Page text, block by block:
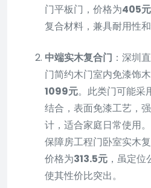
门平板门，价格为405元
复合材料，兼具耐用性和
中端实木复合门 ：深圳
门简约木门室内免漆饰
1099元。此类门可能采
结合，表面免漆工艺，
计，适合家庭日常使用
保障房工程门卧室实木
价格为313.5元 ，虽定
使其性价比突出。